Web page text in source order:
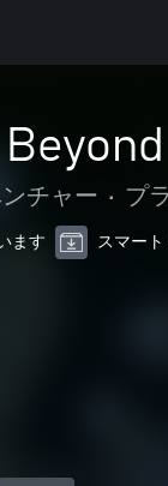
チャー • プ
ます スマー